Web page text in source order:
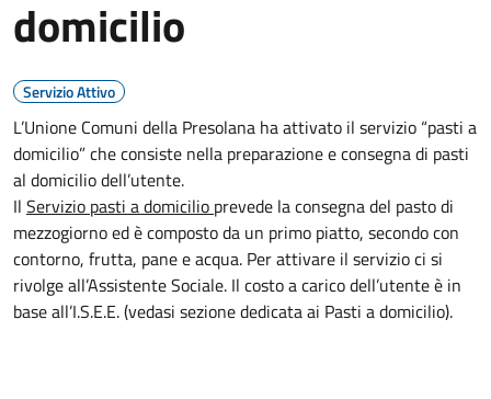
domicilio
Servizio Attivo
L’Unione Comuni della Presolana ha attivato il servizio “pasti a
domicilio” che consiste nella preparazione e consegna di pasti
al domicilio dell’utente.
Il Servizio pasti a domicilio prevede la consegna del pasto di
mezzogiorno ed è composto da un primo piatto, secondo con
contorno, frutta, pane e acqua. Per attivare il servizio ci si
rivolge all’Assistente Sociale. Il costo a carico dell’utente è in
base all’I.S.E.E. (vedasi sezione dedicata ai Pasti a domicilio).